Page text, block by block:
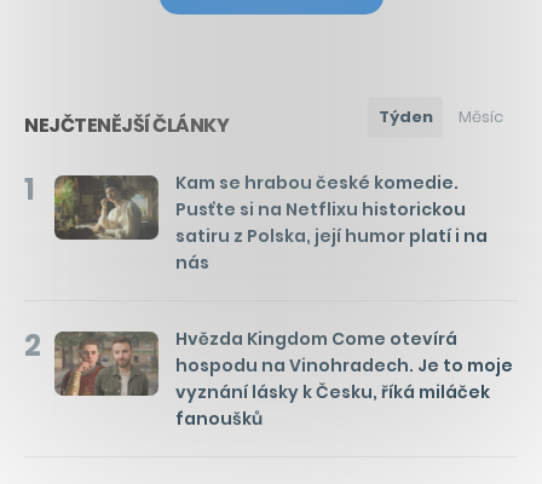
NEJČTENĚJŠÍ ČLÁNKY Týden Měsíc
1
Kam se hrabou české komedie.
Pusťte si na Netflixu historickou
satiru z Polska, její humor platí i na
nás
2
Hvězda Kingdom Come otevírá
hospodu na Vinohradech. Je to moje
vyznání lásky k Česku, říká miláček
fanoušků